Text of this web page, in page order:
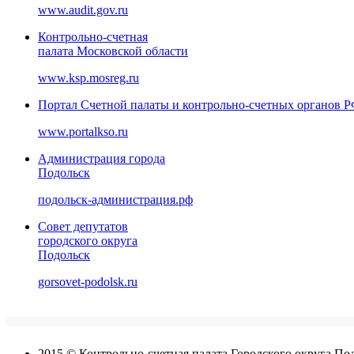
www.audit.gov.ru
Контрольно-счетная
палата Московской области
www.ksp.mosreg.ru
Портал Счетной палаты и контрольно-счетных органов
www.portalkso.ru
Администрация города
Подольск
подольск-администрация.рф
Совет депутатов
городского округа
Подольск
gorsovet-podolsk.ru